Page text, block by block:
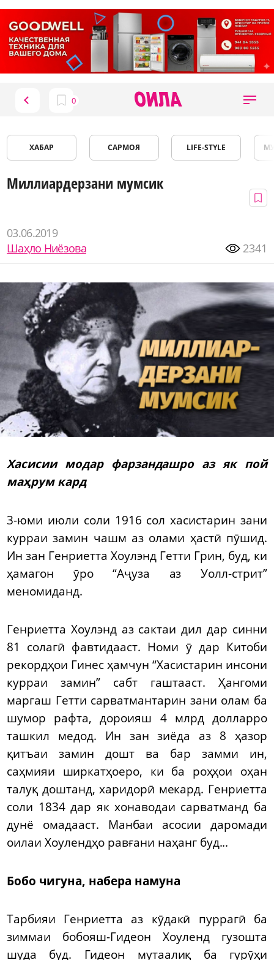
ХАБАР САРМОЯ LIFE-STYLE
Миллиардерзани мумсик
03.06.2019
Шаҳло Ниёзова
2341
Хасисии модар фарзандашро аз як пой
маҳрум кард
3-юми июли соли 1916 сол хасистарин зани
курраи замин чашм аз олами ҳастӣ пӯшид.
Ин зан Генриетта Хоулэнд Гетти Грин, буд, ки
ҳамагон ӯро “Аҷуза аз Уолл-стрит”
меномиданд.
Генриетта Хоулэнд аз сактаи дил дар синни
81 солагӣ фавтидааст. Номи ӯ дар Китоби
рекордҳои Гинес ҳамчун “Хасистарин инсони
курраи замин” сабт гаштааст. Ҳангоми
маргаш Гетти сарватмантарин зани олам ба
шумор рафта, дороияш 4 млрд долларро
ташкил медод. Ин зан зиёда аз 8 ҳазор
қитъаи замин дошт ва бар замми ин,
саҳмияи ширкатҳоеро, ки ба роҳҳои оҳан
талуқ доштанд, харидорӣ мекард. Генриетта
соли 1834 дар як хонаводаи сарватманд ба
дунё омадааст. Манбаи асосии даромади
оилаи Хоулендҳо равғани наҳанг буд...
Бобо чигуна, набера намуна
Тарбияи Генриетта аз кӯдакӣ пуррагӣ ба
зиммаи бобояш-Гидеон Хоуленд гузошта
шуда буд. Гидеон мутаалиқ ба гурӯҳи